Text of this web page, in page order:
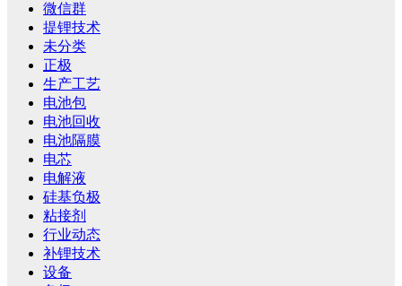
微信群
提锂技术
未分类
正极
生产工艺
电池包
电池回收
电池隔膜
电芯
电解液
硅基负极
粘接剂
行业动态
补锂技术
设备